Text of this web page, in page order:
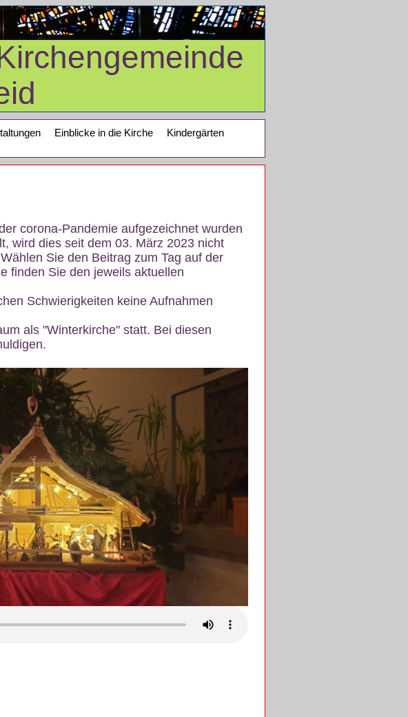
Einblicke in die Kirche
Kindergärten
corona-Pandemie aufgezeichnet wurden
wird dies seit dem 03. März 2023 nicht
Sie den Beitrag zum Tag auf der
finden Sie den jeweils aktuellen
Schwierigkeiten keine Aufnahmen
als "Winterkirche" statt. Bei diesen